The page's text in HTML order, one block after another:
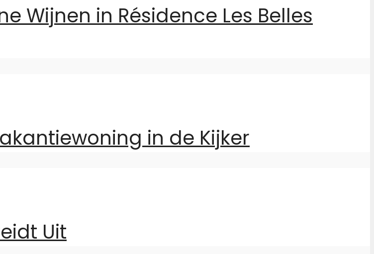
Wijnen in Résidence Les Belles
in de Kijker
Uit